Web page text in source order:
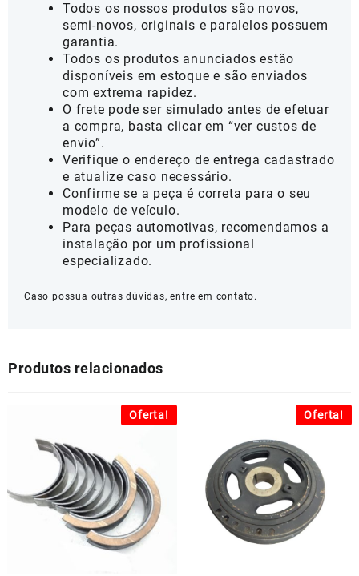
Todos os nossos produtos são novos,
semi-novos, originais e paralelos possuem
garantia.
Todos os produtos anunciados estão
disponíveis em estoque e são enviados
com extrema rapidez.
O frete pode ser simulado antes de efetuar
a compra, basta clicar em “ver custos de
envio”.
Verifique o endereço de entrega cadastrado
e atualize caso necessário.
Confirme se a peça é correta para o seu
modelo de veículo.
Para peças automotivas, recomendamos a
instalação por um profissional
especializado.
Caso possua outras dúvidas, entre em contato.
Produtos relacionados
Oferta! Oferta!